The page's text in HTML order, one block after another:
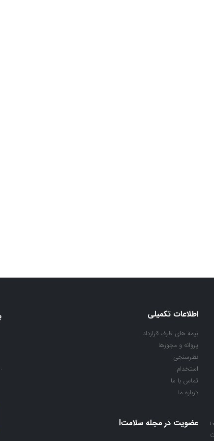
اطلاعات تکمیلی
بیمه های طرف قرارداد
پروانه و مجوزها
نظرسنجی
استخدام
تماس با ما
درباره ما
عضویت در مجله سلامت!